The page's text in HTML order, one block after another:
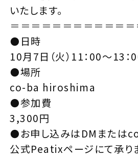
いたします。
＝＝＝＝＝＝＝＝＝＝＝
⚫️日時
10月7日（火）11：00〜13：
⚫️場所
co-ba hiroshima
⚫️参加費
3,300円
⚫️お申し込みはDMまた
公式Peatixページにて承り